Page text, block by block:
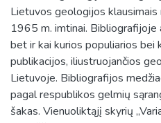
Lietuvos geologijos klausimais
1965 m. imtinai.
bet ir kai kurios populiarios bei
publikacijos, iliustruojančios
Lietuvoje. Bibliografijos
pagal respublikos gelmių
šakas. Vienuoliktąjį skyrių